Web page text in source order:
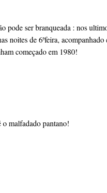
pode ser branqueada : nos
noites de 6ªfeira, acompanhado
começado em 1980!
malfadado pantano!